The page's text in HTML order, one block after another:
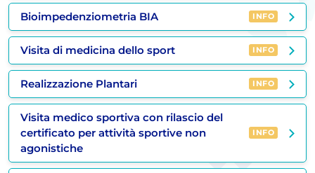
Bioimpedenziometria BIA INFO
Visita di medicina dello sport INFO
Realizzazione Plantari INFO
Visita medico sportiva con rilascio del
certificato per attività sportive non
agonistiche
INFO